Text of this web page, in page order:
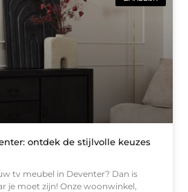
ontdek de stijlvolle keuzes
tv meubel in Deventer? Dan is
je moet zijn! Onze woonwinkel,